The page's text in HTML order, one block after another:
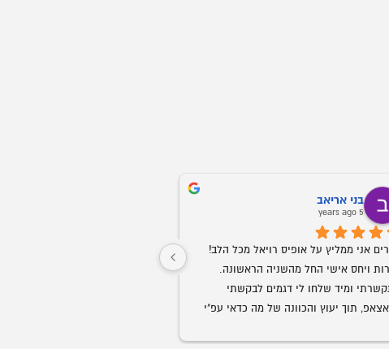
בני אריאב
5 years ago